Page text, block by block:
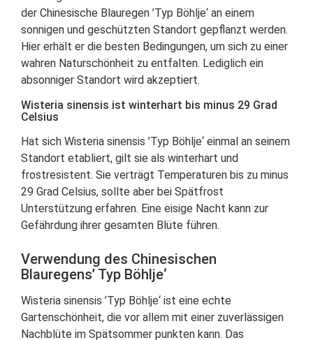
der Chinesische Blauregen ’Typ Böhlje‘ an einem
sonnigen und geschützten Standort gepflanzt werden.
Hier erhält er die besten Bedingungen, um sich zu einer
wahren Naturschönheit zu entfalten. Lediglich ein
absonniger Standort wird akzeptiert.
Wisteria sinensis ist winterhart bis minus 29 Grad
Celsius
Hat sich Wisteria sinensis ’Typ Böhlje‘ einmal an seinem
Standort etabliert, gilt sie als winterhart und
frostresistent. Sie verträgt Temperaturen bis zu minus
29 Grad Celsius, sollte aber bei Spätfrost
Unterstützung erfahren. Eine eisige Nacht kann zur
Gefährdung ihrer gesamten Blüte führen.
Verwendung des Chinesischen
Blauregens’ Typ Böhlje‘
Wisteria sinensis ’Typ Böhlje‘ ist eine echte
Gartenschönheit, die vor allem mit einer zuverlässigen
Nachblüte im Spätsommer punkten kann. Das